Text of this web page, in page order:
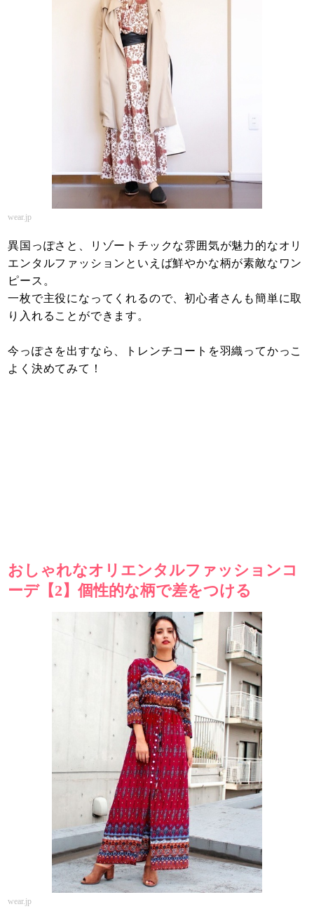
wear.jp
異国っぽさと、リゾートチックな雰囲気が魅力的なオリ
エンタルファッションといえば鮮やかな柄が素敵なワン
ピース。
一枚で主役になってくれるので、初心者さんも簡単に取
り入れることができます。
今っぽさを出すなら、トレンチコートを羽織ってかっこ
よく決めてみて！
おしゃれなオリエンタルファッションコ
ーデ【2】個性的な柄で差をつける
wear.jp